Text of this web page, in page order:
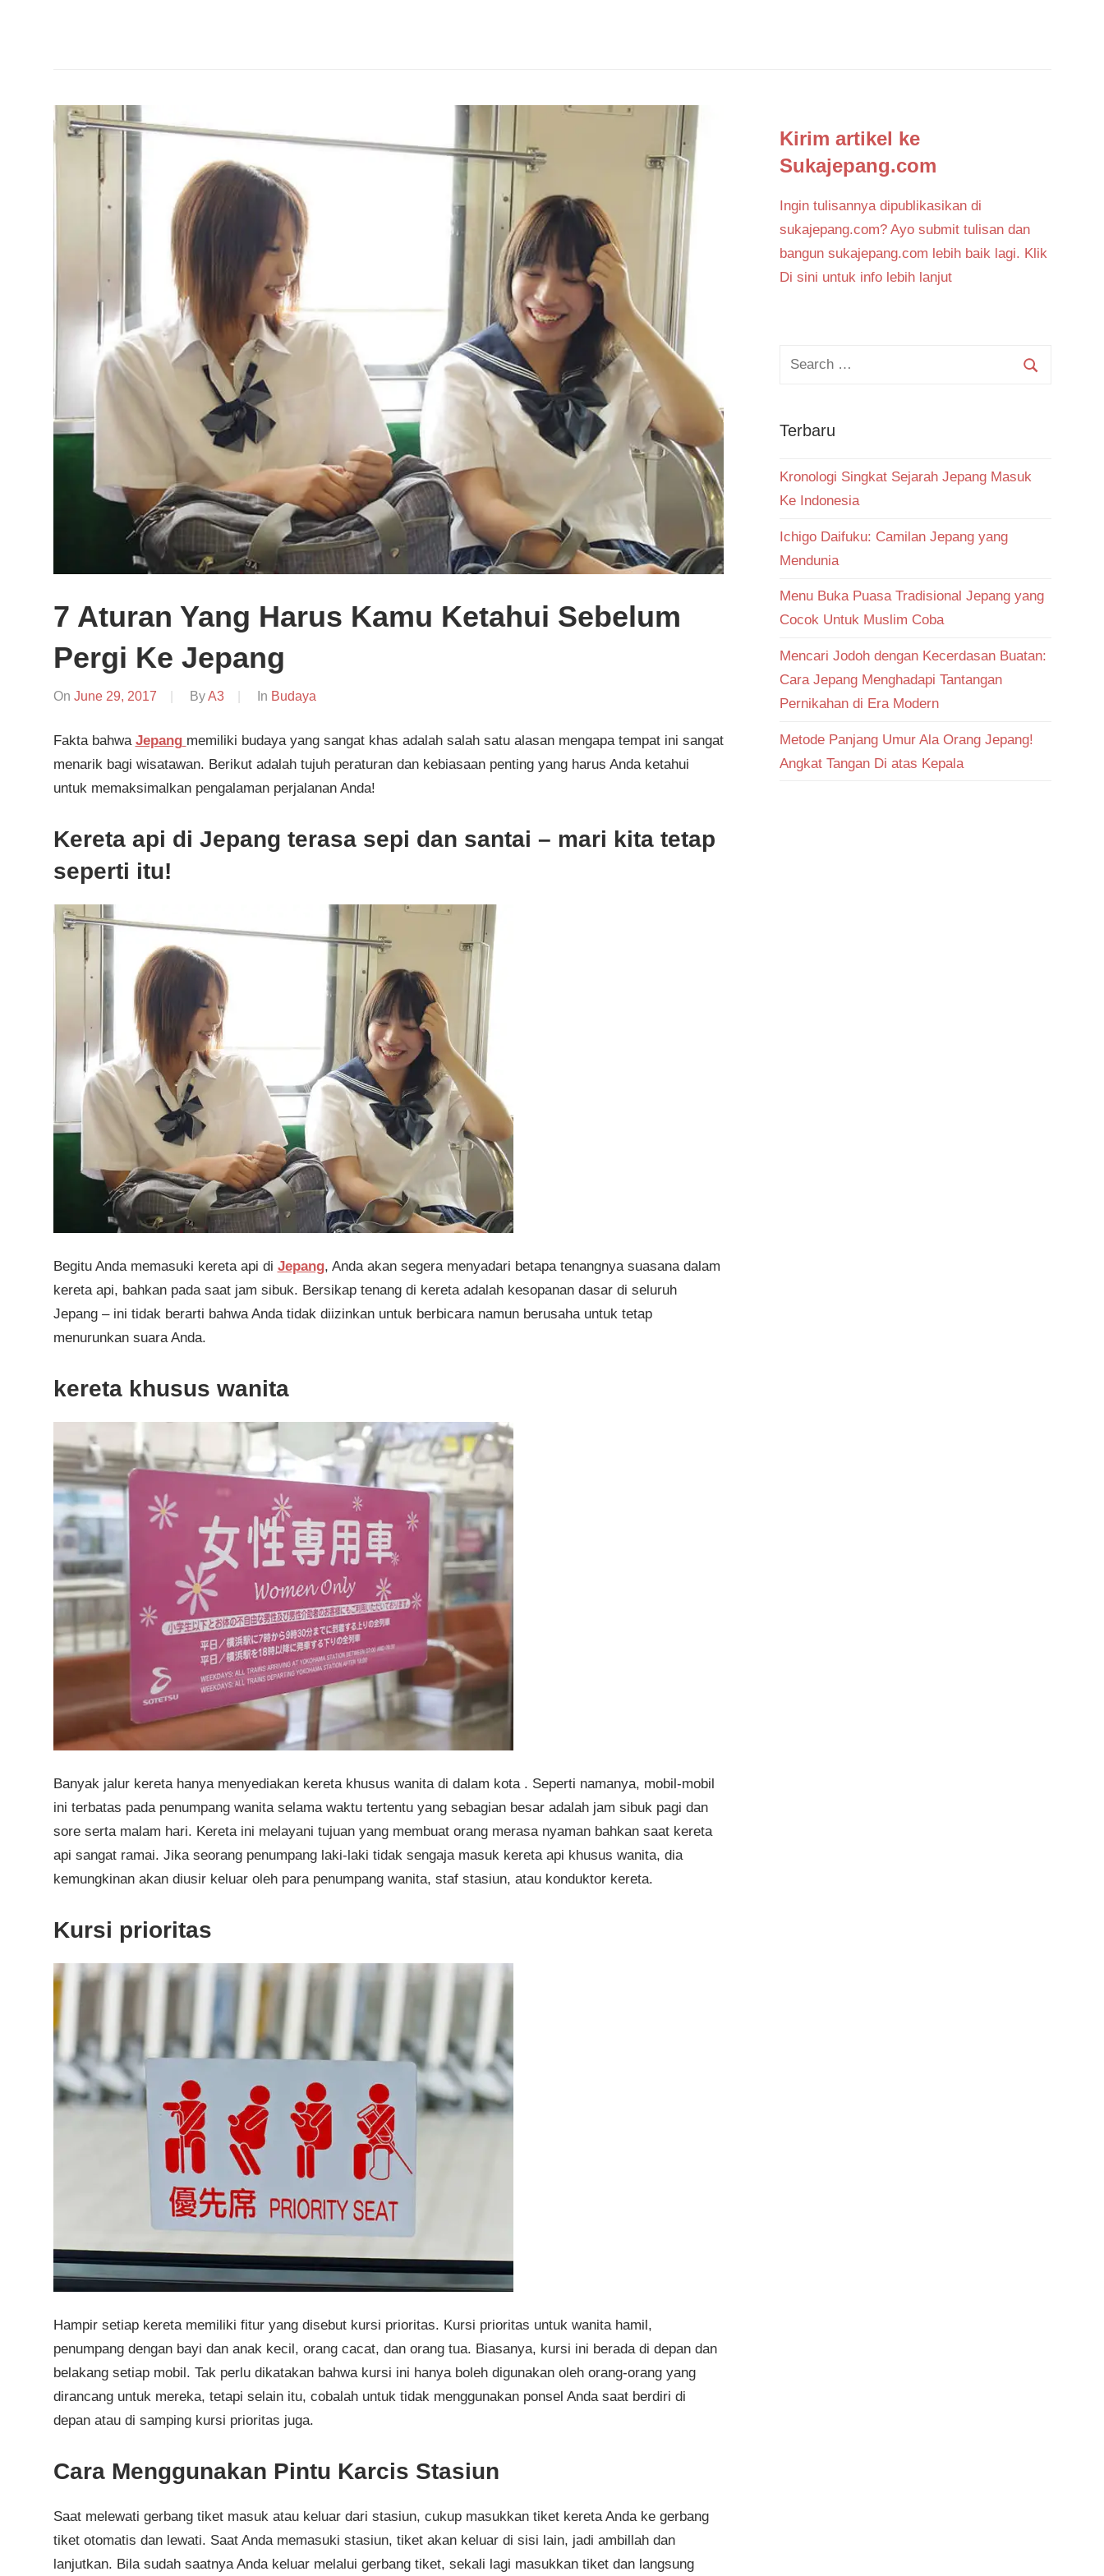
lainnya
seputar
7 Aturan Yang Harus Kamu Ketahui Sebelum
Pergi Ke Jepang
On June 29, 2017 ByA3 In Budaya
Fakta bahwa Jepang memiliki budaya yang sangat khas adalah salah satu alasan mengapa tempat ini sangat
menarik bagi wisatawan. Berikut adalah tujuh peraturan dan kebiasaan penting yang harus Anda ketahui
untuk memaksimalkan pengalaman perjalanan Anda!
Kereta api di Jepang terasa sepi dan santai – mari kita tetap
seperti itu!
Begitu Anda memasuki kereta api di Jepang, Anda akan segera menyadari betapa tenangnya suasana dalam
kereta api, bahkan pada saat jam sibuk. Bersikap tenang di kereta adalah kesopanan dasar di seluruh
Jepang – ini tidak berarti bahwa Anda tidak diizinkan untuk berbicara namun berusaha untuk tetap
menurunkan suara Anda.
kereta khusus wanita
Banyak jalur kereta hanya menyediakan kereta khusus wanita di dalam kota . Seperti namanya, mobil-mobil
ini terbatas pada penumpang wanita selama waktu tertentu yang sebagian besar adalah jam sibuk pagi dan
sore serta malam hari. Kereta ini melayani tujuan yang membuat orang merasa nyaman bahkan saat kereta
api sangat ramai. Jika seorang penumpang laki-laki tidak sengaja masuk kereta api khusus wanita, dia
kemungkinan akan diusir keluar oleh para penumpang wanita, staf stasiun, atau konduktor kereta.
Kursi prioritas
Hampir setiap kereta memiliki fitur yang disebut kursi prioritas. Kursi prioritas untuk wanita hamil,
penumpang dengan bayi dan anak kecil, orang cacat, dan orang tua. Biasanya, kursi ini berada di depan dan
belakang setiap mobil. Tak perlu dikatakan bahwa kursi ini hanya boleh digunakan oleh orang-orang yang
dirancang untuk mereka, tetapi selain itu, cobalah untuk tidak menggunakan ponsel Anda saat berdiri di
depan atau di samping kursi prioritas juga.
Cara Menggunakan Pintu Karcis Stasiun
Saat melewati gerbang tiket masuk atau keluar dari stasiun, cukup masukkan tiket kereta Anda ke gerbang
tiket otomatis dan lewati. Saat Anda memasuki stasiun, tiket akan keluar di sisi lain, jadi ambillah dan
lanjutkan. Bila sudah saatnya Anda keluar melalui gerbang tiket, sekali lagi masukkan tiket dan langsung
Kirim artikel ke
Sukajepang.com
Ingin tulisannya dipublikasikan di
sukajepang.com? Ayo submit tulisan dan
bangun sukajepang.com lebih baik lagi. Klik
Di sini untuk info lebih lanjut
Terbaru
Kronologi Singkat Sejarah Jepang Masuk
Ke Indonesia
Ichigo Daifuku: Camilan Jepang yang
Mendunia
Menu Buka Puasa Tradisional Jepang yang
Cocok Untuk Muslim Coba
Mencari Jodoh dengan Kecerdasan Buatan:
Cara Jepang Menghadapi Tantangan
Pernikahan di Era Modern
Metode Panjang Umur Ala Orang Jepang!
Angkat Tangan Di atas Kepala